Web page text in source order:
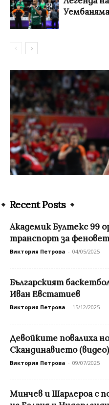
Recent Posts
Академик Бултекс 99
транспорт за
Виктория Петрова - 04/05/2025
Българският
Иван Евстатиев
Виктория Петрова - 15/12/2025
Девойките повалиха
Скандинавието (видео)
Виктория Петрова - 09/07/2025
Минчев и Шарлероа с